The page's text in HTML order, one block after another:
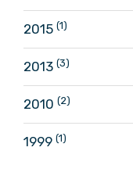
2015 (1)
2013 (3)
2010 (2)
1999 (1)